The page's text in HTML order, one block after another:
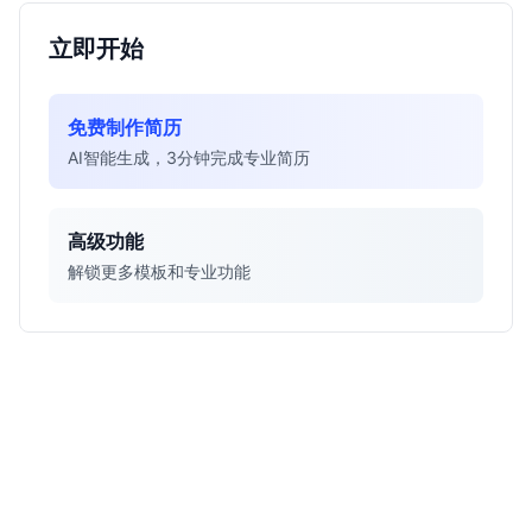
立即开始
免费制作简历
AI智能生成，3分钟完成专业简历
高级功能
解锁更多模板和专业功能